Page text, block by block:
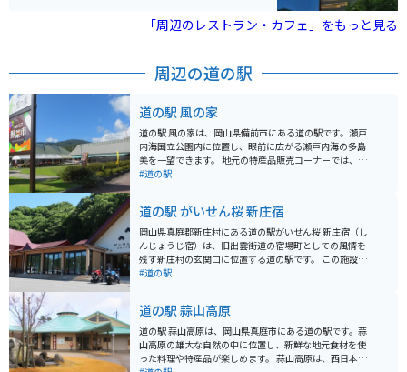
らの休憩にぴったりです。駐車場とトイレも完備されて
おり、ドライブやツーリング途中の立ち寄りスポットと「周辺のレストラン・カフェ」をもっと見る
周辺の道の駅
道の駅 風の家
道の駅 風の家は、岡山県備前市にある道の駅です。瀬戸
内海国立公園内に位置し、眼前に広がる瀬戸内海の多島
美を一望できます。 地元の特産品販売コーナーでは、新
鮮な海の幸や農産物が販売されています。レストランで
からは、瀬戸内海の美しい景色を一望できます。バイク
で訪れる場合は、道の駅から駐車場まで続く坂道が少し
急なので注意が必要です。道の駅の周辺には、備前焼の
窯元が集まる「備前焼伝統産業会館」や、瀬戸内海の
島々を巡る遊覧船乗り場など、観光スポットも充実して
#道の駅
道の駅 がいせん桜 新庄宿
岡山県真庭郡新庄村にある道の駅がいせん桜 新庄宿（し
んじょうじ宿）は、旧出雲街道の宿場町としての風情を
残す新庄村の玄関口に位置する道の駅です。 この施設の
特徴は、地元の特産品である「ひめのもち」を全面的に
ではお餅が入ったうどんや、村の特産品を活かしたメニ
ューを楽しむことができます。 また、道の駅のすぐそば
には、施設名の由来にもなっている「がいせん桜通り」
があります。明治39年に日露戦争の勝利を記念して植え
られた132本のソメイヨシノが、春には見事な桜並木を
#道の駅
道の駅 蒜山高原
道の駅 蒜山高原は、岡山県真庭市にある道の駅です。蒜
山高原の雄大な自然の中に位置し、新鮮な地元食材を使
った料理や特産品が楽しめます。 蒜山高原は、西日本屈